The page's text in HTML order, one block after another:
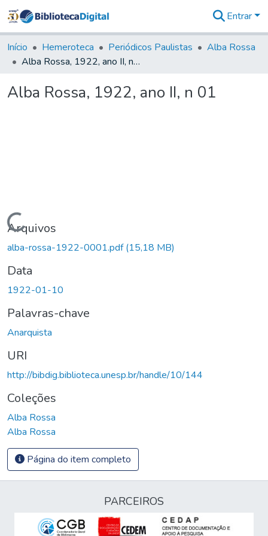
&
Coleções
Tudo na
Digital
Entrar
Início Hemeroteca Periódicos Paulistas
Alba Rossa
Alba Rossa, 1922, ano II, n 01
Alba Rossa, 1922, ano II, n 01
Carregando...
Arquivos
alba-rossa-1922-0001.pdf(15,18 MB)
Data
1922-01-10
Palavras-chave
Anarquista
URI
http://bibdig.biblioteca.unesp.br/handle/10/144
Coleções
Alba Rossa
Alba Rossa
Página do item completo
PARCEIROS